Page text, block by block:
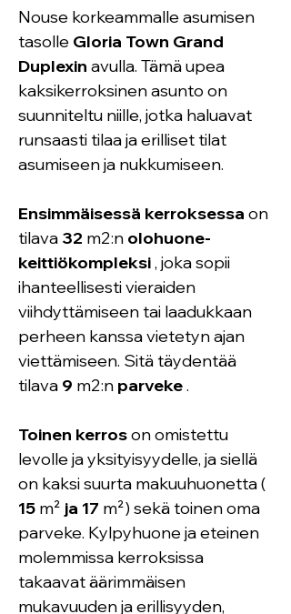
Nouse korkeammalle asumisen
tasolle Gloria Town Grand
Duplexin avulla. Tämä upea
kaksikerroksinen asunto on
suunniteltu niille, jotka haluavat
runsaasti tilaa ja erilliset tilat
asumiseen ja nukkumiseen.
Ensimmäisessä kerroksessa on
tilava 32 m2:n olohuone-
keittiökompleksi , joka sopii
ihanteellisesti vieraiden
viihdyttämiseen tai laadukkaan
perheen kanssa vietetyn ajan
viettämiseen. Sitä täydentää
tilava 9 m2:n parveke .
Toinen kerros on omistettu
levolle ja yksityisyydelle, ja siellä
on kaksi suurta makuuhuonetta (
15 m² ja 17 m²) sekä toinen oma
parveke. Kylpyhuone ja eteinen
molemmissa kerroksissa
takaavat äärimmäisen
mukavuuden ja erillisyyden,